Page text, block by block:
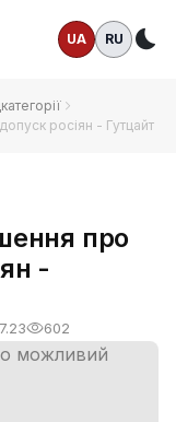
UA RU
росіян - Гутцайт
про
-
602